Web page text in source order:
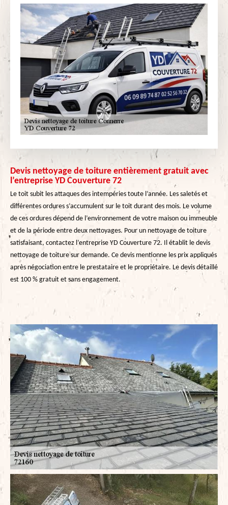
Devis nettoyage de toiture entièrement gratuit avec
l’entreprise YD Couverture 72
Le toit subit les attaques des intempéries toute l’année. Les saletés et
différentes ordures s’accumulent sur le toit durant des mois. Le volume
de ces ordures dépend de l’environnement de votre maison ou immeuble
et de la période entre deux nettoyages. Pour un nettoyage de toiture
satisfaisant, contactez l’entreprise YD Couverture 72. Il établit le devis
nettoyage de toiture sur demande. Ce devis mentionne les prix appliqués
après négociation entre le prestataire et le propriétaire. Le devis détaillé
est 100 % gratuit et sans engagement.